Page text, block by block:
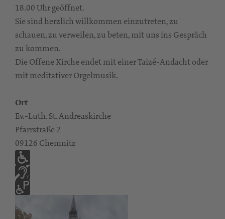
18.00 Uhr geöffnet.
Sie sind herzlich willkommen einzutreten, zu
schauen, zu verweilen, zu beten, mit uns ins Gespräch
zu kommen.
Die Offene Kirche endet mit einer Taizé-Andacht oder
mit meditativer Orgelmusik.
Ort
Ev.-Luth. St. Andreaskirche
Pfarrstraße 2
09126 Chemnitz